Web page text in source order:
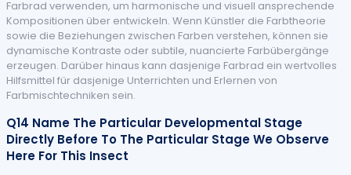
Farbrad verwenden, um harmonische und visuell ansprechende
Kompositionen über entwickeln. Wenn Künstler die Farbtheorie
sowie die Beziehungen zwischen Farben verstehen, können sie
dynamische Kontraste oder subtile, nuancierte Farbübergänge
erzeugen. Darüber hinaus kann dasjenige Farbrad ein wertvolles
Hilfsmittel für dasjenige Unterrichten und Erlernen von
Farbmischtechniken sein.
Q14 Name The Particular Developmental Stage
Directly Before To The Particular Stage We Observe
Here For This Insect